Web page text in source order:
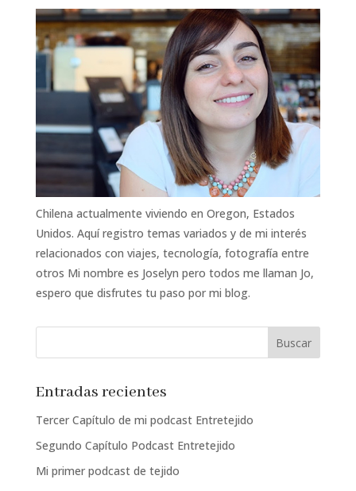
Chilena actualmente viviendo en Oregon, Estados
Unidos. Aquí registro temas variados y de mi interés
relacionados con viajes, tecnología, fotografía entre
otros Mi nombre es Joselyn pero todos me llaman Jo,
espero que disfrutes tu paso por mi blog.
Entradas recientes
Tercer Capítulo de mi podcast Entretejido
Segundo Capítulo Podcast Entretejido
Mi primer podcast de tejido